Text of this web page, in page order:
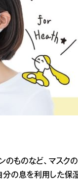
のものなど、マスク
分の息を利用した保